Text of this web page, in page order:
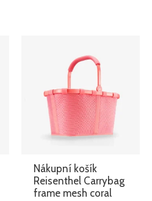
Nákupní košík
Reisenthel Carrybag
frame mesh coral